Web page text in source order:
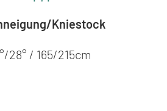
Kniestock
28° / 165/215cm